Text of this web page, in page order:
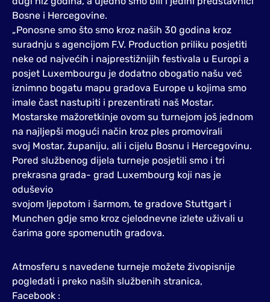
Bosne i Hercegovine.
„Ponosne smo što smo kroz naših 30 godina kroz
suradnju s agencijom F.V. Production priliku posjetiti
neke od najvećih i najprestižnijih festivala u Europi a
posjet Luxembourgu je dodatno obogatio našu već
iznimno bogatu mapu gradova Europe u kojima smo
imale čast nastupiti i prezentirati naš Mostar.
Mostarske mažoretkinje ovom su turnejom još jednom
na najljepši mogući način kroz ples promovirali
svoj Mostar, županiju, ali i cijelu Bosnu i Hercegovinu.
Pored službenog dijela turneje posjetili smo i tri
prekrasna grada- grad Luxembourg koji nas je
oduševio
svojom ljepotom i šarmom, te gradove Stuttgart i
Munchen gdje smo kroz cjelodnevne izlete uživali u
čarima gore spomenutih gradova.
Atmosferu s navedene turneje možete živopisnije
pogledati i preko naših službenih stranica,
Facebook :